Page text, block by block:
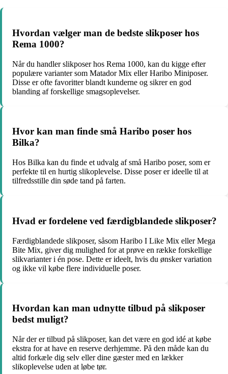
Hvordan vælger man de bedste slikposer hos
Rema 1000?
Når du handler slikposer hos Rema 1000, kan du kigge efter
populære varianter som Matador Mix eller Haribo Miniposer.
Disse er ofte favoritter blandt kunderne og sikrer en god
blanding af forskellige smagsoplevelser.
Hvor kan man finde små Haribo poser hos
Bilka?
Hos Bilka kan du finde et udvalg af små Haribo poser, som er
perfekte til en hurtig slikoplevelse. Disse poser er ideelle til at
tilfredsstille din søde tand på farten.
Hvad er fordelene ved færdigblandede slikposer?
Færdigblandede slikposer, såsom Haribo I Like Mix eller Mega
Bite Mix, giver dig mulighed for at prøve en række forskellige
slikvarianter i én pose. Dette er ideelt, hvis du ønsker variation
og ikke vil købe flere individuelle poser.
Hvordan kan man udnytte tilbud på slikposer
bedst muligt?
Når der er tilbud på slikposer, kan det være en god idé at købe
ekstra for at have en reserve derhjemme. På den måde kan du
altid forkæle dig selv eller dine gæster med en lækker
slikoplevelse uden at løbe tør.